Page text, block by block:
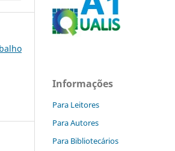
Informações
Para Leitores
Para Autores
Para Bibliotecários